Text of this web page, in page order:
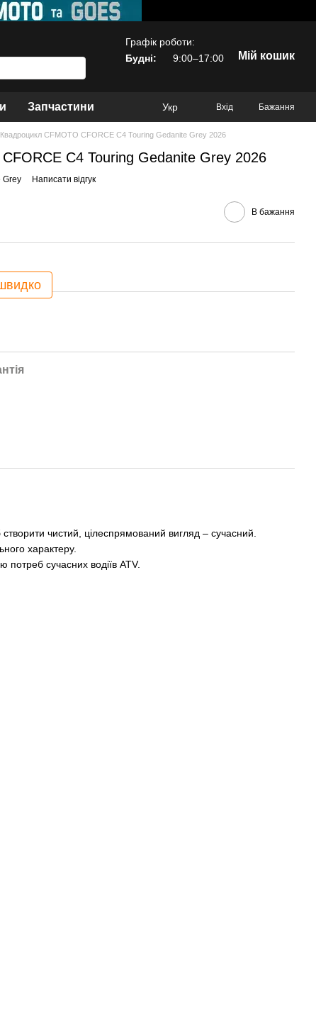
Графік роботи:
Будні:
9:00–17:00 Мій кошик
Запчастини Укр Вхід Бажання
Квадроцикл CFMOTO CFORCE C4 Touring Gedanite Grey 2026
C4 Touring Gedanite Grey 2026
Grey Написати відгук
В бажання
чистий, цілеспрямований вигляд – сучасний.
характеру.
сучасних водіїв ATV.